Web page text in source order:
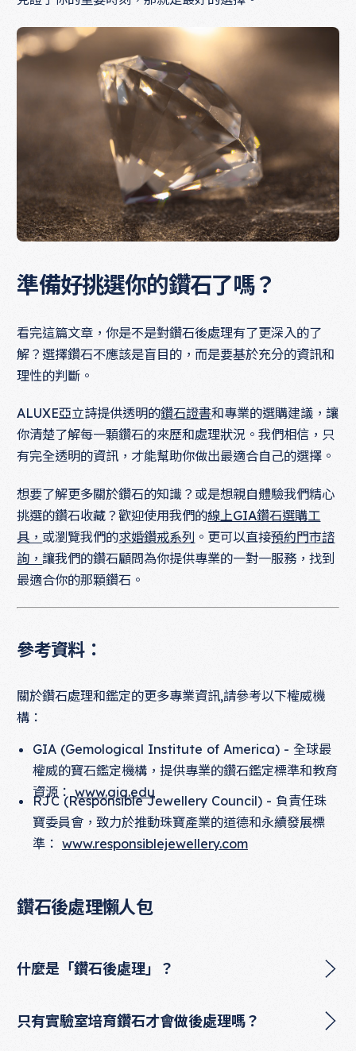
準備好挑選你的鑽石了嗎？
看完這篇文章，你是不是對鑽石後處理有了更深入的了
解？選擇鑽石不應該是盲目的，而是要基於充分的資訊和
理性的判斷。
ALUXE亞立詩提供透明的鑽石證書和專業的選購建議，讓
你清楚了解每一顆鑽石的來歷和處理狀況。我們相信，只
有完全透明的資訊，才能幫助你做出最適合自己的選擇。
想要了解更多關於鑽石的知識？或是想親自體驗我們精心
挑選的鑽石收藏？歡迎使用我們的線上GIA鑽石選購工
具， 或瀏覽我們的求婚鑽戒系列 。更可以直接預約門市諮
詢，讓我們的鑽石顧問為你提供專業的一對一服務，找到
最適合你的那顆鑽石。
參考資料：
關於鑽石處理和鑑定的更多專業資訊,請參考以下權威機
構：
GIA (Gemological Institute of America) - 全球最
權威的寶石鑑定機構，提供專業的鑽石鑑定標準和教育
資源： www.gia.edu
RJC (Responsible Jewellery Council) - 負責任珠
寶委員會，致力於推動珠寶產業的道德和永續發展標
準： www.responsiblejewellery.com
鑽石後處理懶人包
什麼是「鑽石後處理」？
只有實驗室培育鑽石才會做後處理嗎？